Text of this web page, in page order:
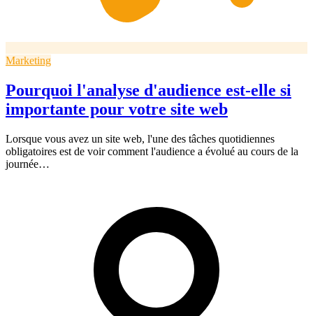
Marketing
Pourquoi l'analyse d'audience est-elle si
importante pour votre site web
Lorsque vous avez un site web, l'une des tâches quotidiennes
obligatoires est de voir comment l'audience a évolué au cours de la
journée…